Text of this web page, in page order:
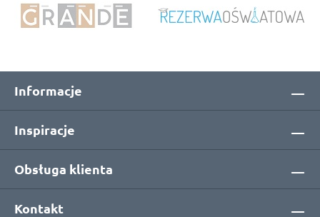
Informacje
Inspiracje
Obsługa klienta
Kontakt